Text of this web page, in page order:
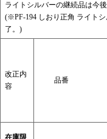
ライトシルバーの継続品は今
(※PF-194 しおり正角 ライト
了。)
改正内
容
品番
在庫限